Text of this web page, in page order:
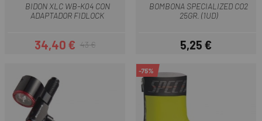
BIDON XLC WB-K04 CON
ADAPTADOR FIDLOCK
Precio
34,40 €Precio regular
43 €
BOMBONA SPECIALIZED CO2
25GR. (1UD)
Precio
5,25 €
-75%